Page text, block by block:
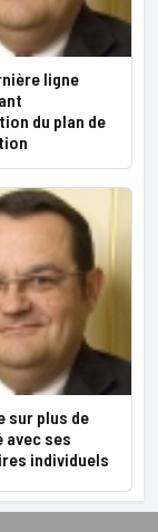
ligne
du plan de
sur plus de
avec ses
individuels